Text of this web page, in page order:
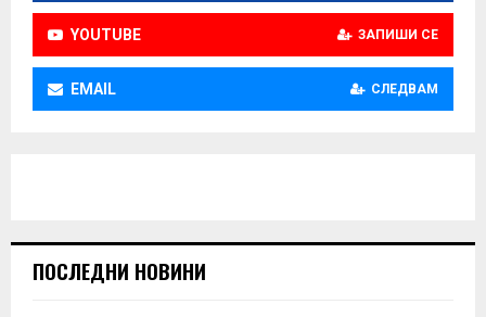
YOUTUBE ЗАПИШИ СЕ
EMAIL СЛЕДВАМ
ПОСЛЕДНИ НОВИНИ